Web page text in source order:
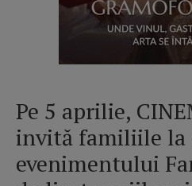
Pe 5 aprilie,
invită familiile la
evenimentului